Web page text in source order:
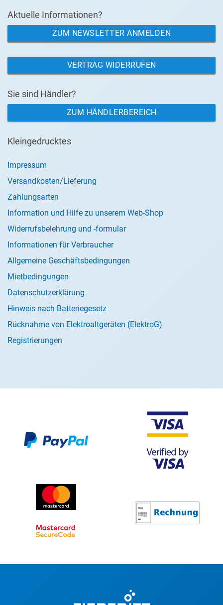
Aktuelle Informationen?
ZUM NEWSLETTER ANMELDEN
VERTRAG WIDERRUFEN
Sie sind Händler?
ZUM HÄNDLERBEREICH
Kleingedrucktes
Impressum
Versandkosten/Lieferung
Zahlungsarten
Information und Hilfe zu unserem Web-Shop
Widerrufsbelehrung und -formular
Informationen für Verbraucher
Allgemeine Geschäftsbedingungen
Mietbedingungen
Datenschutzerklärung
Hinweis nach Batteriegesetz
Rücknahme von Elektroaltgeräten (ElektroG)
Registrierungen